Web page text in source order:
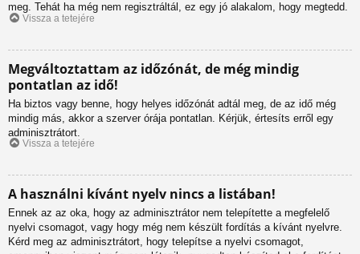
meg. Tehát ha még nem regisztráltál, ez egy jó alakalom, hogy megtedd.
Vissza a tetejére
Megváltoztattam az időzónát, de még mindig
pontatlan az idő!
Ha biztos vagy benne, hogy helyes időzónát adtál meg, de az idő még
mindig más, akkor a szerver órája pontatlan. Kérjük, értesíts erről egy
adminisztrátort.
Vissza a tetejére
A használni kívánt nyelv nincs a listában!
Ennek az az oka, hogy az adminisztrátor nem telepítette a megfelelő
nyelvi csomagot, vagy hogy még nem készült fordítás a kívánt nyelvre.
Kérd meg az adminisztrátort, hogy telepítse a nyelvi csomagot,